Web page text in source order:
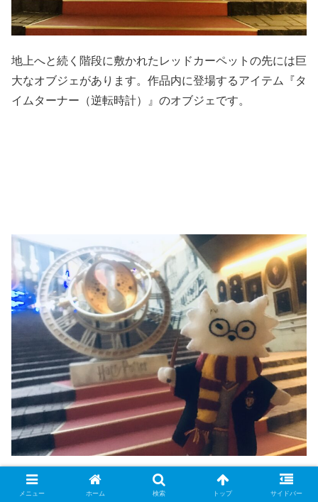
地上へと続く階段に敷かれたレッドカーペットの先には巨
大なオブジェがあります。作品内に登場するアイテム『タ
イムターナー（逆転時計）』のオブジェです。
過去にタイムトリップできるというタイムターナーです
メニュー ホーム 検索 トップ サイドバー